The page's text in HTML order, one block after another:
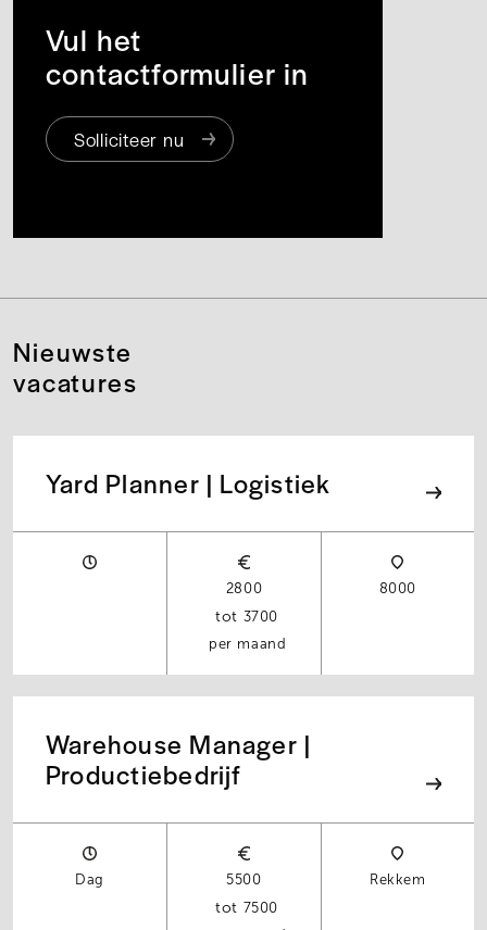
Vul het
contactformulier in
Solliciteer nu
Nieuwste
vacatures
Yard Planner | Logistiek
2800
3700
per maand
8000
Warehouse Manager |
Productiebedrijf
Dag
5500
7500
Rekkem